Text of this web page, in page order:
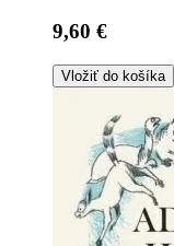
9,60 €
Vložiť do košíka